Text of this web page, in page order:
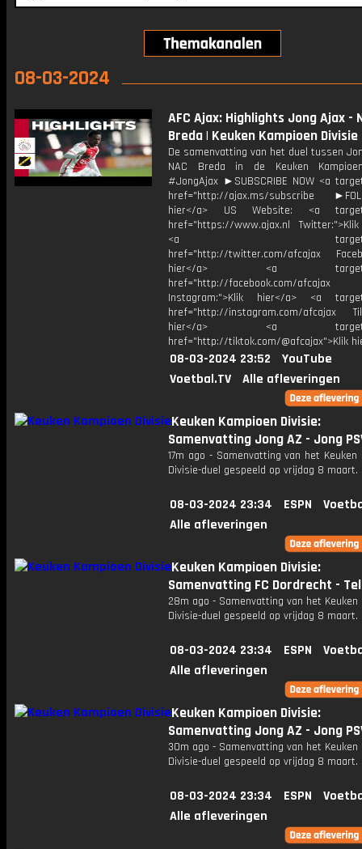
08-03-2024
AFC Ajax: Highlights Jong Ajax -
Breda | Keuken Kampioen Divisie
De samenvatting van het duel tussen
NAC Breda in de Keuken
#JongAjax ►SUBSCRIBE NOW <a
href="http://ajax.ms/subscribe
hier</a> US Website: <a
href="https://www.ajax.nl
<a
href="http://twitter.com/afcajax
hier</a> <a
href="http://facebook.com/afcajax
Instagram:">Klik hier</a> <a
href="http://instagram.com/afcajax
hier</a> <a
href="http://tiktok.com/@afcajax">Klik
08-03-2024 23:52
YouTube
Voetbal.TV
Alle afleveringen
Keuken Kampioen Divisie:
Samenvatting Jong AZ - Jong
17m ago - Samenvatting van het Keuken
Divisie-duel gespeeld op vrijdag 8 maart.
08-03-2024 23:34 ESPN
Alle afleveringen
Keuken Kampioen Divisie:
Samenvatting FC Dordrecht -
28m ago - Samenvatting van het Keuken
Divisie-duel gespeeld op vrijdag 8 maart.
08-03-2024 23:34 ESPN
Alle afleveringen
Keuken Kampioen Divisie:
Samenvatting Jong AZ - Jong
30m ago - Samenvatting van het Keuken
Divisie-duel gespeeld op vrijdag 8 maart.
08-03-2024 23:34 ESPN
Alle afleveringen